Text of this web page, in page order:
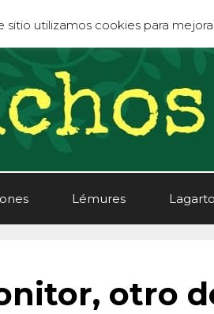
Lémures
otro
sitio utilizamos cookies para